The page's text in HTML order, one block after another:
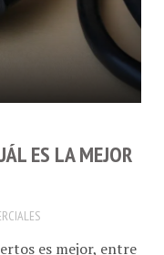
ES LA MEJOR
es mejor, entre